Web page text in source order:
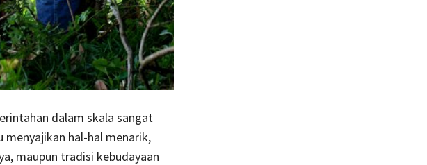
dalam skala sangat
menyajikan hal-hal menarik,
maupun tradisi kebudayaan